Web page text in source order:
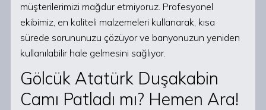
müşterilerimizi mağdur etmiyoruz. Profesyonel
ekibimiz, en kaliteli malzemeleri kullanarak, kısa
sürede sorununuzu çözüyor ve banyonuzun yeniden
kullanılabilir hale gelmesini sağlıyor.
Gölcük Atatürk Duşakabin
Camı Patladı mı? Hemen Ara!